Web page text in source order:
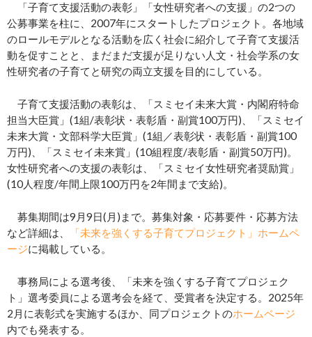
「子育て支援活動の表彰」「女性研究者への支援」の2つの
公募事業を柱に、2007年にスタートしたプロジェクト。各地域
のロールモデルとなる活動を広く社会に紹介して子育て支援活
動を促すことと、まだまだ支援が足りない人文・社会学系の女
性研究者の子育てと研究の両立支援を目的にしている。
子育て支援活動の表彰は、「スミセイ未来大賞・内閣府特命
担当大臣賞」(1組/表彰状・表彰盾・副賞100万円)、「スミセイ
未来大賞・文部科学大臣賞」(1組／表彰状・表彰盾・副賞100
万円)、「スミセイ未来賞」(10組程度/表彰盾・副賞50万円)。
女性研究者への支援の表彰は、「スミセイ女性研究者奨励賞」
(10人程度/年間上限100万円を2年間まで支給)。
募集期間は9月9日(月)まで。募集対象・応募要件・応募方法
など詳細は、
「未来を強くする子育てプロジェクト」ホームペ
ージに掲載している。
事務局による選考後、「未来を強くする子育てプロジェク
ト」選考委員による選考会を経て、受賞者を決定する。2025年
2月に表彰式を実施するほか、同プロジェクトのホームページ
内でも発表する。